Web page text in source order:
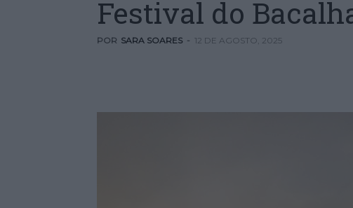
Festival do
POR SARA SOARES - 12 DE AGOSTO, 2025